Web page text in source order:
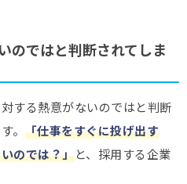
のではと判断されてしま
する熱意がないのではと判断
。 「仕事をすぐに投げ出す
のでは？」と、採用する企業